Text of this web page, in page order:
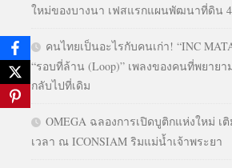
ใหม่ของบางนา เฟสแรกแผนพัฒนาที่ดิน
คนไทยเป็นอะไรกับคนเก่า! “INC
“รอบที่ล้าน (Loop)” เพลงของคนที่พยาย
กลับไปที่เดิม
OMEGA ฉลองการเปิดบูติกแห่งใหม่ เ
เวลา ณ ICONSIAM ริมแม่น้ำเจ้าพระยา